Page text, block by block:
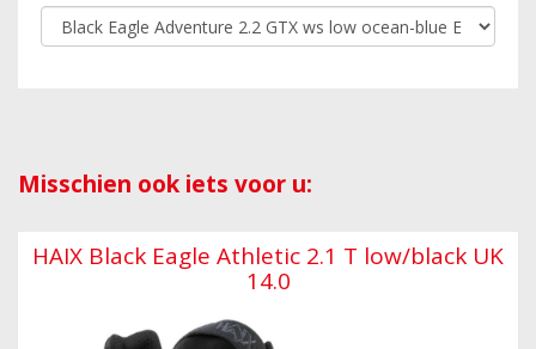
Misschien ook iets voor u:
HAIX Black Eagle Athletic 2.1 T low/black UK
14.0